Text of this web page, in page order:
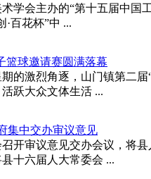
学会主办的“第十五届中
·百花杯”中 ...
篮球邀请赛圆满落幕
的激烈角逐，山门镇第二
跃大众文体生活 ...
集中交办审议意见
召开审议意见交办会议，将
十六届人大常委会 ...